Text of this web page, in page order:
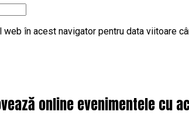
în acest navigator pentru data viitoare
online evenimentele cu